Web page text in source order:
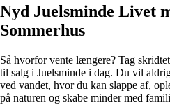
Nyd Juelsminde Livet
Sommerhus
Så hvorfor vente længere? Tag
til salg i Juelsminde i dag. Du vil
ved vandet, hvor du kan slappe af,
på naturen og skabe minder med